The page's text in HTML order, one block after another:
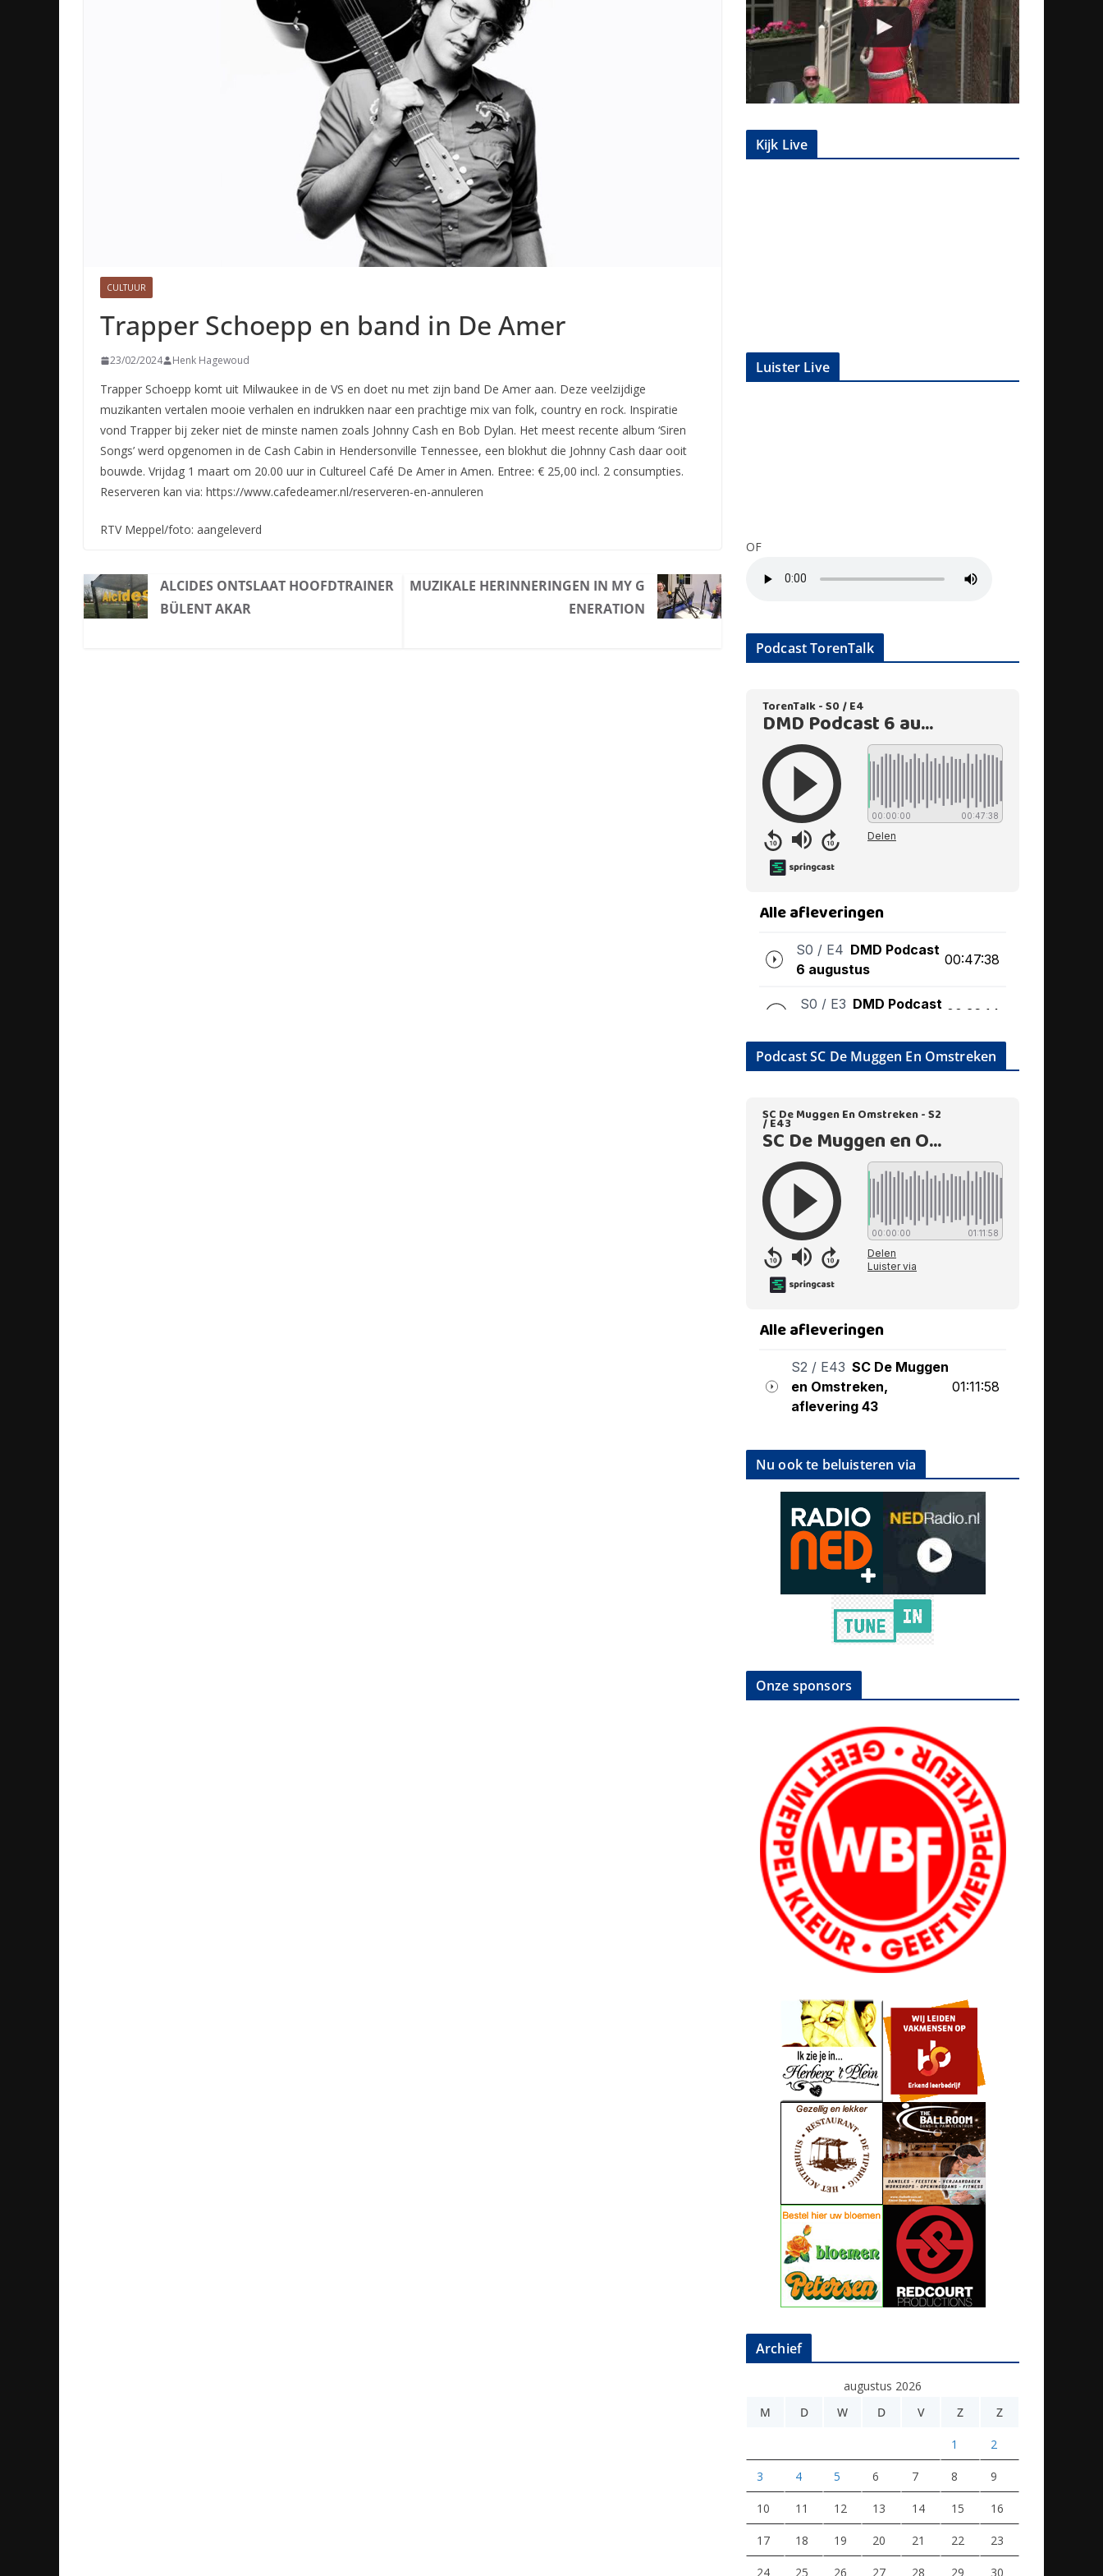
CULTUUR
Trapper Schoepp en band in De Amer
23/02/2024 Henk Hagewoud
Trapper Schoepp komt uit Milwaukee in de VS en doet nu met zijn band De Amer aan. Deze veelzijdige
muzikanten vertalen mooie verhalen en indrukken naar een prachtige mix van folk, country en rock. Inspiratie
vond Trapper bij zeker niet de minste namen zoals Johnny Cash en Bob Dylan. Het meest recente album ‘Siren
Songs’ werd opgenomen in de Cash Cabin in Hendersonville Tennessee, een blokhut die Johnny Cash daar ooit
bouwde. Vrijdag 1 maart om 20.00 uur in Cultureel Café De Amer in Amen. Entree: € 25,00 incl. 2 consumpties.
Reserveren kan via: https://www.cafedeamer.nl/reserveren-en-annuleren
RTV Meppel/foto: aangeleverd
ALCIDES ONTSLAAT HOOFDTRAINER
BÜLENT AKAR
MUZIKALE HERINNERINGEN IN MY G
ENERATION
Kijk Live
Luister Live
OF
Podcast TorenTalk
Podcast SC De Muggen En Omstreken
Nu ook te beluisteren via
Onze sponsors
Archief
augustus 2026
M
D W D V Z Z
1 2
3 4 5 6 7 8 9
10 11 12 13 14 15 16
17 18 19 20 21 22 23
24 25 26 27 28 29 30